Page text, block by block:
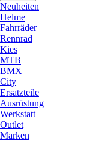
Neuheiten
Helme
Fahrräder
Rennrad
Kies
MTB
BMX
City
Ersatzteile
Ausrüstung
Werkstatt
Outlet
Marken